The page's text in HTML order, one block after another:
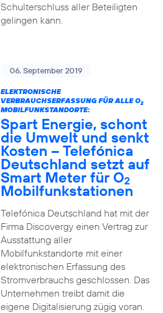
Schulterschluss aller Beteiligten
gelingen kann.
06. September 2019
ELEKTRONISCHE
VERBRAUCHSERFASSUNG FÜR ALLE O2
MOBILFUNKSTANDORTE:
Spart Energie, schont
die Umwelt und senkt
Kosten – Telefónica
Deutschland setzt auf
Smart Meter für O2
Mobilfunkstationen
Telefónica Deutschland hat mit der
Firma Discovergy einen Vertrag zur
Ausstattung aller
Mobilfunkstandorte mit einer
elektronischen Erfassung des
Stromverbrauchs geschlossen. Das
Unternehmen treibt damit die
eigene Digitalisierung zügig voran.